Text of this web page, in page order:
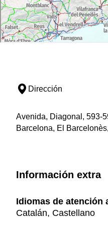
Dirección
Avenida, Diagonal, 593-
Barcelona, El
Información extra
Idiomas de atención
Catalán, Castellano